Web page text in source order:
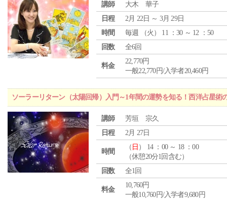
講師
大木 華子
日程
2月 22日 ～ 3月 29日
時間
毎週 （火 ） 11 ：30 ～ 12 ：50
回数
全6回
料金
22,770円
一般22,770円/入学者20,460円
ソーラーリターン（太陽回帰）入門～1年間の運勢を知る！西洋占星術
講師
芳垣 宗久
日程
2月 27日
時間
（ 日 ） 14 ：00 ～ 18 ：00
（休憩20分1回含む）
回数
全1回
料金
10,760円
一般10,760円/入学者9,680円